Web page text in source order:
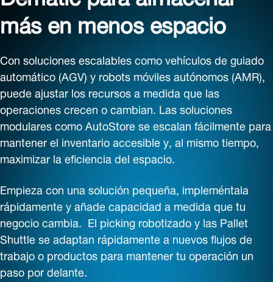
más en menos espacio
Con soluciones escalables como vehículos de guiado
automático (AGV) y robots móviles autónomos (AMR),
puede ajustar los recursos a medida que las
operaciones crecen o cambian. Las soluciones
modulares como AutoStore se escalan fácilmente para
mantener el inventario accesible y, al mismo tiempo,
maximizar la eficiencia del espacio.
Empieza con una solución pequeña, impleméntala
rápidamente y añade capacidad a medida que tu
negocio cambia. El picking robotizado y las Pallet
Shuttle se adaptan rápidamente a nuevos flujos de
trabajo o productos para mantener tu operación un
paso por delante.